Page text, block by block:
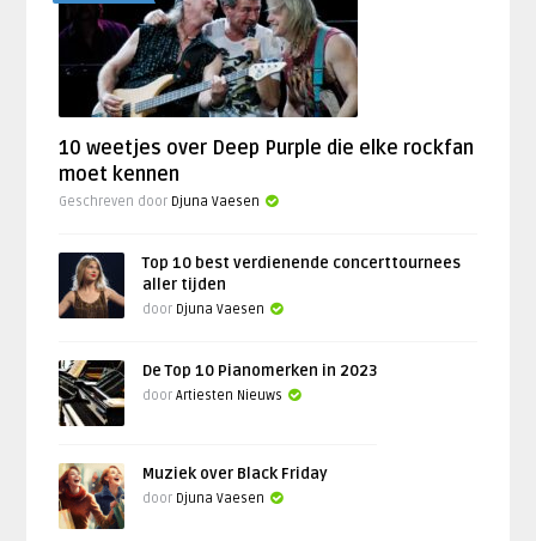
10 weetjes over Deep Purple die elke rockfan
moet kennen
Geschreven door Djuna Vaesen
Top 10 best verdienende concerttournees
aller tijden
door Djuna Vaesen
De Top 10 Pianomerken in 2023
doorArtiesten Nieuws
Muziek over Black Friday
door Djuna Vaesen